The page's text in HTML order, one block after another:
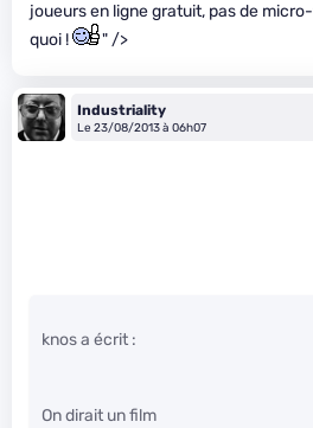
joueurs en ligne gratuit, pas de
quoi !
" />
Industriality
Le 23/08/2013 à 06h07
knos a écrit :
On dirait un film